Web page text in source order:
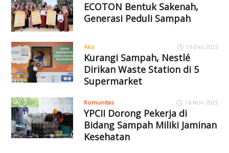
ECOTON Bentuk Sakenah,
Generasi Peduli Sampah
Aksi 19 Des 2023
Kurangi Sampah, Nestlé
Dirikan Waste Station di 5
Supermarket
Komunitas 18 Nov 2023
YPCII Dorong Pekerja di
Bidang Sampah Miliki Jaminan
Kesehatan